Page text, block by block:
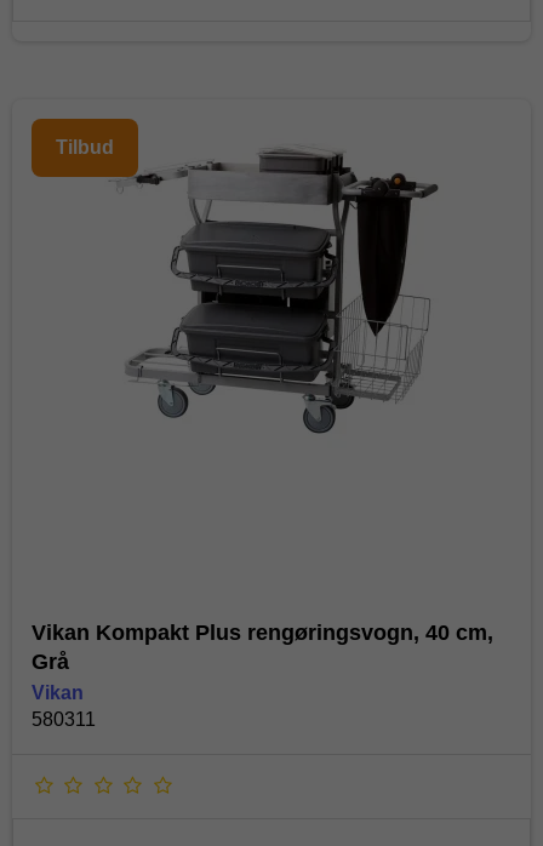
Tilbud
Vikan Kompakt Plus rengøringsvogn, 40 cm,
Grå
Vikan
580311